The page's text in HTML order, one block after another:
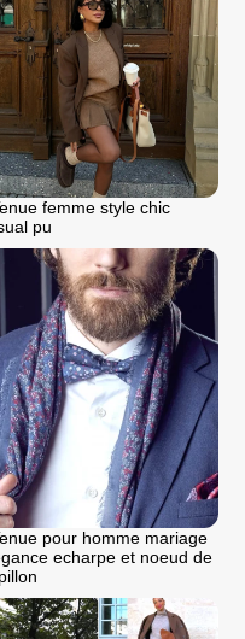
femme style chic
pu
pour homme mariage
echarpe et noeud de